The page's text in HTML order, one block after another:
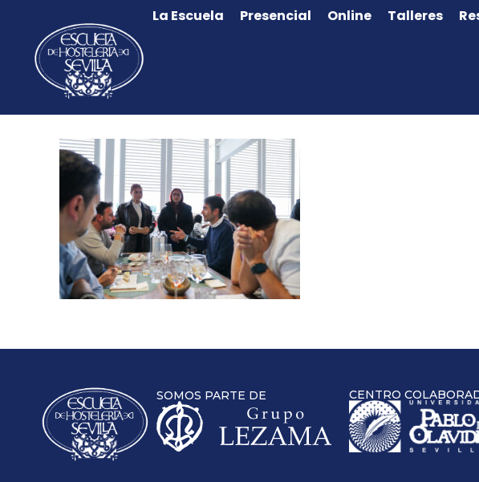
La Escuela Presencial Online Talleres
SOMOS PARTE DE CENTRO